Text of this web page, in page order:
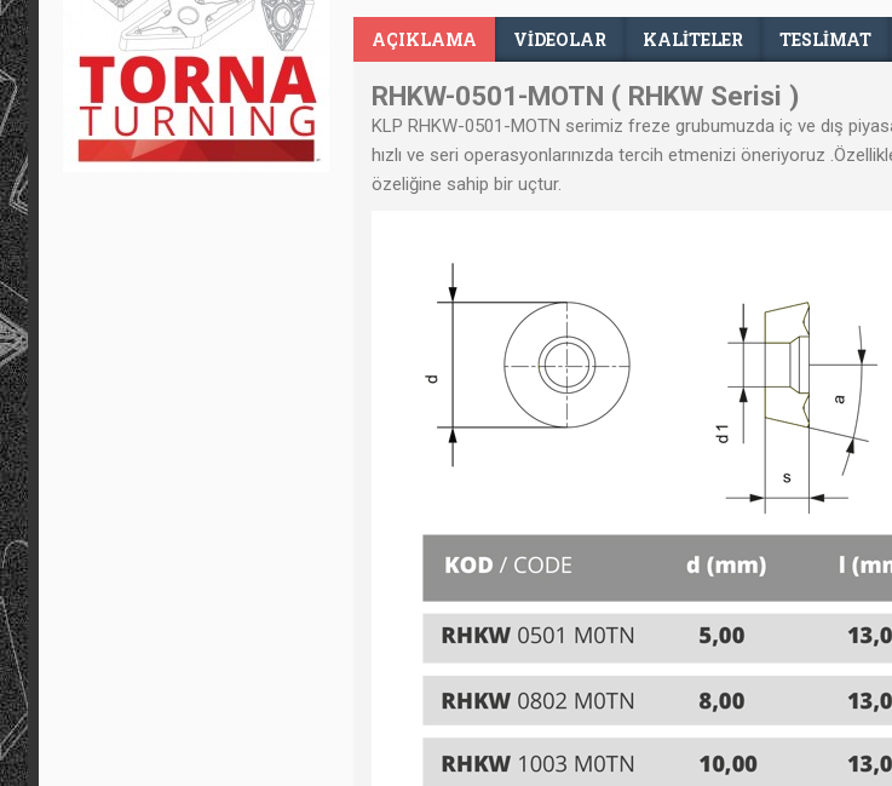
AÇIKLAMA VIDEOLAR KALİTELER TESLIMAT
RHKW-0501-MOTN ( RHKW Serisi )
KLP RHKW-0501-MOTN serimiz freze grubumuzda iç ve dış
hızlı ve seri operasyonlarınızda tercih etmenizi öneriyoruz
özeliğine sahip bir uçtur.